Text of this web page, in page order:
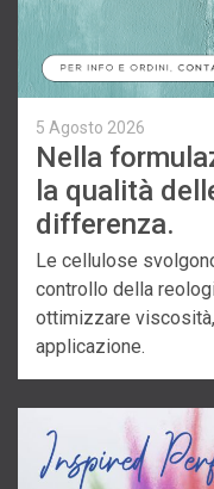
5 Agosto 2026
Nella
la qualità
differenza.
Le cellulose
controllo della
ottimizzare
applicazione.